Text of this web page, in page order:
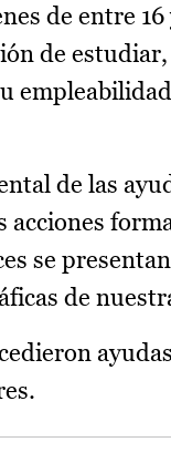
de entre
de
de las
acciones
se
de